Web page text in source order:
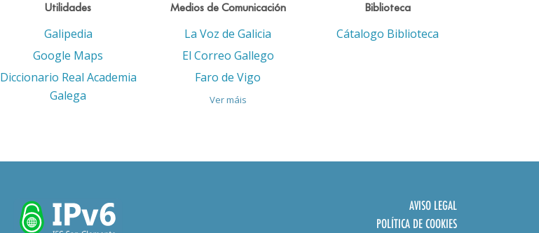
Utilidades
Galipedia
Google Maps
Diccionario Real Academia
Galega
Medios de Comunicación
La Voz de Galicia
El Correo Gallego
Faro de Vigo
Ver máis
Biblioteca
Cátalogo Biblioteca
AVISO LEGAL
POLÍTICA DE COOKIES